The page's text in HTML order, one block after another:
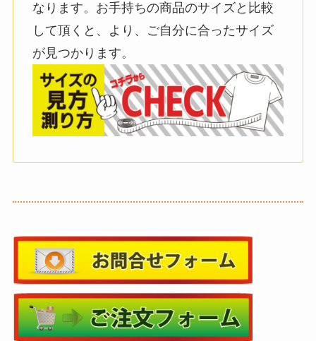
なります。お手持ちの商品のサイズと比較
して頂くと、より、ご自分に合ったサイズ
が見つかります。